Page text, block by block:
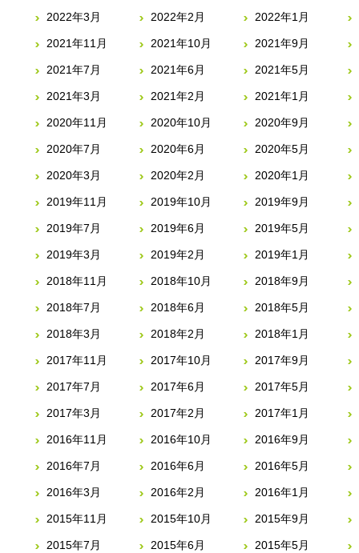
2022年3月 2022年2月 2022年1月
2021年11月 2021年10月 2021年9月
2021年7月 2021年6月 2021年5月
2021年3月 2021年2月 2021年1月
2020年11月 2020年10月 2020年9月
2020年7月 2020年6月 2020年5月
2020年3月 2020年2月 2020年1月
2019年11月 2019年10月 2019年9月
2019年7月 2019年6月 2019年5月
2019年3月 2019年2月 2019年1月
2018年11月 2018年10月 2018年9月
2018年7月 2018年6月 2018年5月
2018年3月 2018年2月 2018年1月
2017年11月 2017年10月 2017年9月
2017年7月 2017年6月 2017年5月
2017年3月 2017年2月 2017年1月
2016年11月 2016年10月 2016年9月
2016年7月 2016年6月 2016年5月
2016年3月 2016年2月 2016年1月
2015年11月 2015年10月 2015年9月
2015年7月 2015年6月 2015年5月